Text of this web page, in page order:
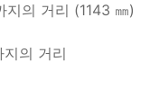
의 거리 (1143 ㎜)
의 거리